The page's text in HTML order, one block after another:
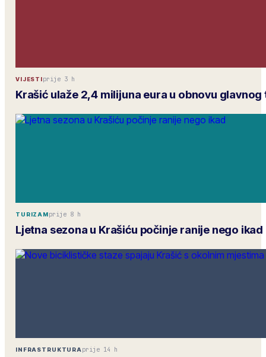
VIJESTIprije 3 h
Krašić ulaže 2,4 milijuna eura u obnovu glavnog
TURIZAMprije 8 h
Ljetna sezona u Krašiću počinje ranije nego ikad
INFRASTRUKTURA prije 14 h